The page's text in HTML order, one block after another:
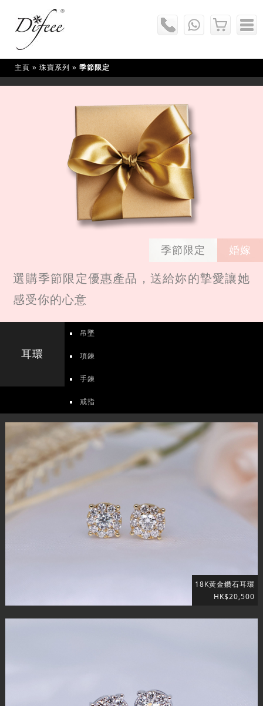
主頁 » 珠寶系列 » 季節限定
選購季節限定優惠產品，送給妳的摯愛讓她
感受你的心意
季節限定 婚嫁
耳環
吊墜
項鍊
手鍊
戒指
18K黃金鑽石耳環
HK$20,500